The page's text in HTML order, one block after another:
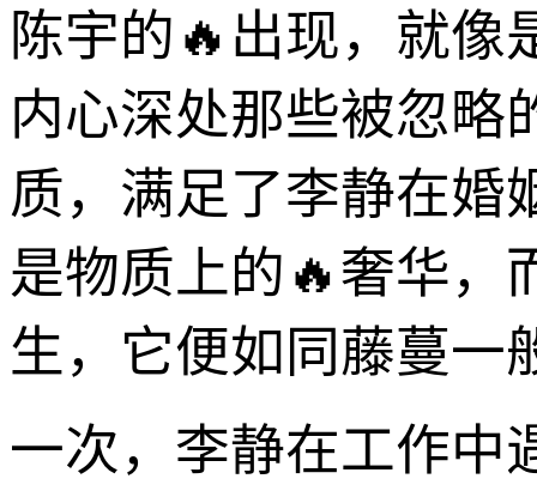
陈宇的🔥出现，就像
内心深处那些被忽略
质，满足了李静在婚
是物质上的🔥奢华，
生，它便如同藤蔓一
一次，李静在工作中